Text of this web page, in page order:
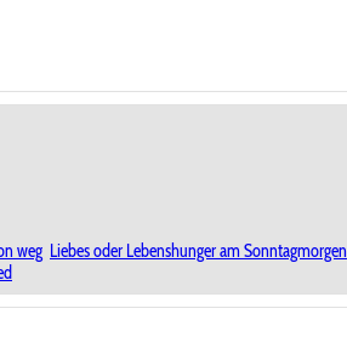
weg Liebes oder Lebenshunger am Sonntagmorgen